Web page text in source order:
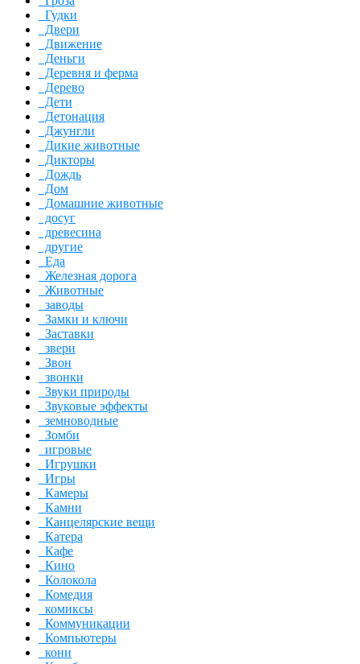
Гудки
Двери
Движение
Деньги
Деревня и ферма
Дерево
Дети
Детонация
Джунгли
Дикие животные
Дикторы
Дождь
Дом
Домашние животные
досуг
древесина
другие
Еда
Железная дорога
Животные
заводы
Замки и ключи
Заставки
звери
Звон
звонки
Звуки природы
Звуковые эффекты
земноводные
Зомби
игровые
Игрушки
Игры
Камеры
Камни
Канцелярские вещи
Катера
Кафе
Кино
Колокола
Комедия
комиксы
Коммуникации
Компьютеры
кони